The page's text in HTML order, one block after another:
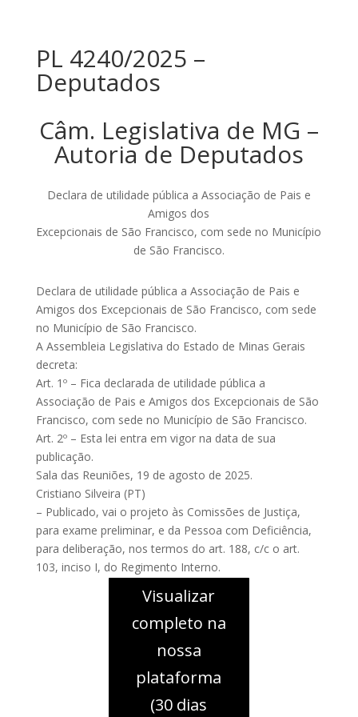
PL 4240/2025 –
Deputados
Câm. Legislativa de MG –
Autoria de Deputados
Declara de utilidade pública a Associação de Pais e
Amigos dos
Excepcionais de São Francisco, com sede no Município
de São Francisco.
Declara de utilidade pública a Associação de Pais e
Amigos dos Excepcionais de São Francisco, com sede
no Município de São Francisco.
A Assembleia Legislativa do Estado de Minas Gerais
decreta:
Art. 1º – Fica declarada de utilidade pública a
Associação de Pais e Amigos dos Excepcionais de São
Francisco, com sede no Município de São Francisco.
Art. 2º – Esta lei entra em vigor na data de sua
publicação.
Sala das Reuniões, 19 de agosto de 2025.
Cristiano Silveira (PT)
– Publicado, vai o projeto às Comissões de Justiça,
para exame preliminar, e da Pessoa com Deficiência,
para deliberação, nos termos do art. 188, c/c o art.
103, inciso I, do Regimento Interno.
Visualizar
completo na
nossa
plataforma
(30 dias